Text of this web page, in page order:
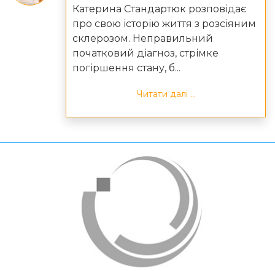
Катерина Стандартюк розповідає
про свою історію життя з розсіяним
склерозом. Неправильний
початковий діагноз, стрімке
погіршення стану, б...
Читати далі ...